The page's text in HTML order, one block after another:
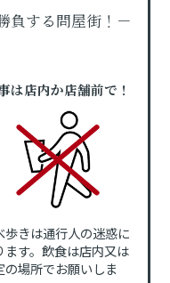
負する問屋街！－
は店内か店舗前で！
歩きは通行人の迷惑に
ます。飲食は店内又は
の場所でお願いしま